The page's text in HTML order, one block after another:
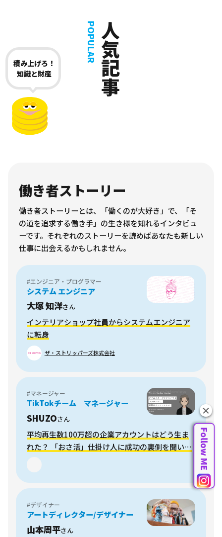
人気記事
POPULAR
積み上げろ！
知識と財産
働き者ストーリー
働き者ストーリーとは、「働くのが大好き」で、「そ
の道を追求する働き手」の生き様を知れるインタビュ
ーです。それぞれのストーリーを読めばあなたも新しい
仕事に出会えるかもしれません。
#エンジニア・プログラマー
システム エンジニア
大塚 知洋さん
インテリアショップ社員からシステムエンジニア
に転身
ザ・ストリッパーズ株式会社
#マネージャー
TikTokチーム マネージャー
SHUZOさん
平均再生数100万超の企業アカウントはどう生ま
れた？ 「おさ活」仕掛け人に成功の裏側を聞いて
みた
#デザイナー
アートディレクター/デザイナー
山本周平さん